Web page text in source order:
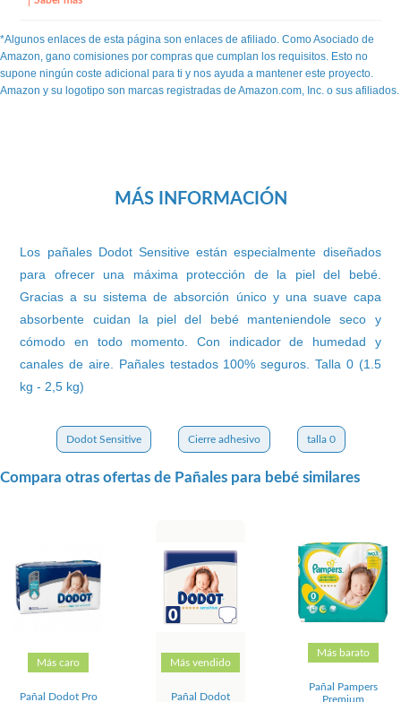
*Algunos enlaces de esta página son enlaces de afiliado. Como Asociado de
Amazon, gano comisiones por compras que cumplan los requisitos. Esto no
supone ningún coste adicional para ti y nos ayuda a mantener este proyecto.
Amazon y su logotipo son marcas registradas de Amazon.com, Inc. o sus afiliados.
MÁS INFORMACIÓN
Los pañales Dodot Sensitive están especialmente diseñados
para ofrecer una máxima protección de la piel del bebé.
Gracias a su sistema de absorción único y una suave capa
absorbente cuidan la piel del bebé manteniendole seco y
cómodo en todo momento. Con indicador de humedad y
canales de aire. Pañales testados 100% seguros. Talla 0 (1.5
kg - 2,5 kg)
Dodot Sensitive Cierre adhesivo talla 0
Compara otras ofertas de Pañales para bebé similares
Más caro
Pañal Dodot Pro
Más vendido
Pañal Dodot
Más barato
Pañal Pampers
Premium